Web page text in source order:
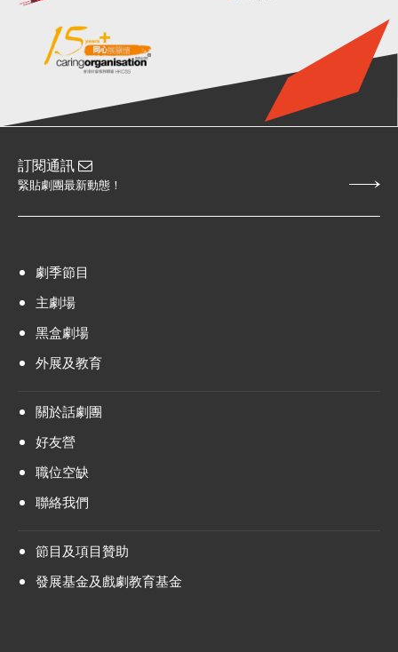
訂閱通訊
緊貼劇團最新動態！
劇季節目
主劇場
黑盒劇場
外展及教育
關於話劇團
好友營
職位空缺
聯絡我們
節目及項目贊助
發展基金及戲劇教育基金